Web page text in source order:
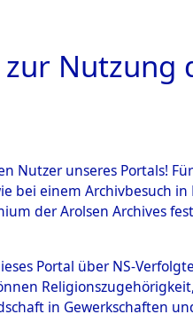
0010
Nutzung
Nutzer unseres Portals!
bei einem Archivbesuch
der Arolsen Archives
Portal über NS-
in Gewerkschaften